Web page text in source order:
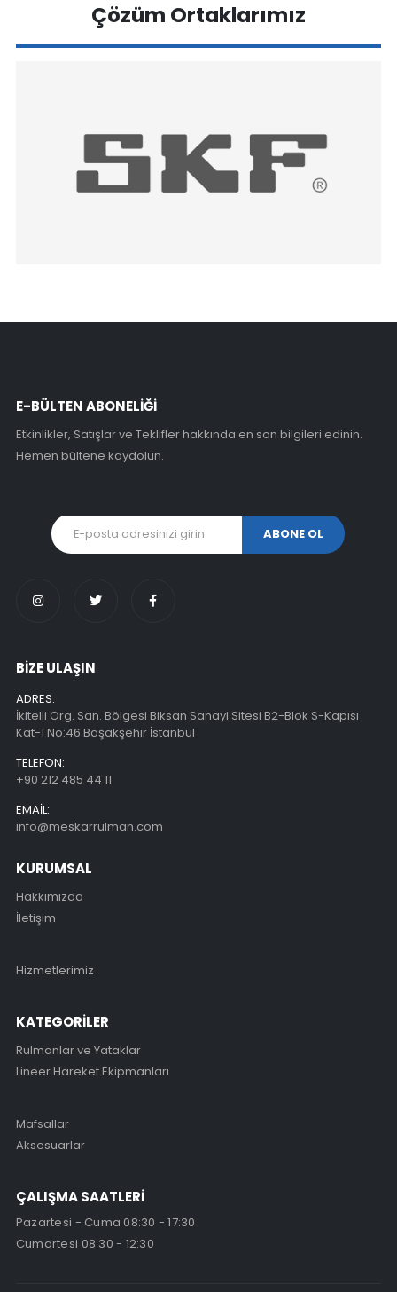
Çözüm Ortaklarımız
E-BÜLTEN ABONELİĞİ
Etkinlikler, Satışlar ve Teklifler hakkında en son bilgileri edinin.
Hemen bültene kaydolun.
BİZE ULAŞIN
ADRES:
İkitelli Org. San. Bölgesi Biksan Sanayi Sitesi B2-Blok S-Kapısı
Kat-1 No:46 Başakşehir İstanbul
TELEFON:
+90 212 485 44 11
EMAIL:
info@meskarrulman.com
KURUMSAL
Hakkımızda
İletişim
Hizmetlerimiz
KATEGORİLER
Rulmanlar ve Yataklar
Lineer Hareket Ekipmanları
Mafsallar
Aksesuarlar
ÇALIŞMA SAATLERİ
Pazartesi - Cuma 08:30 - 17:30
Cumartesi 08:30 - 12:30